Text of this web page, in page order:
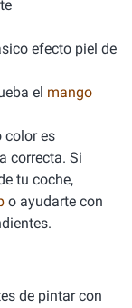
efecto piel de
el mango
color es
correcta. Si
tu coche,
o ayudarte con
de pintar con